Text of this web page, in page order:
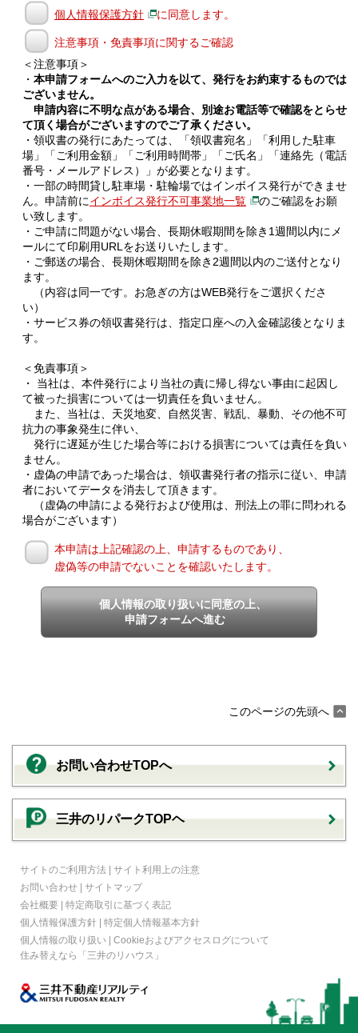
個人情報保護方針 に同意します。
注意事項・免責事項に関するご確認
＜注意事項＞
・ 本申請フォームへのご入力を以て、発行をお約束するものでは
ございません。
申請内容に不明な点がある場合、別途お電話等で確認をとらせ
て頂く場合がございますのでご了承ください。
・領収書の発行にあたっては、「領収書宛名」「利用した駐車
場」「ご利用金額」「ご利用時間帯」「ご氏名」「連絡先（電話
番号・メールアドレス）」が必要となります。
・一部の時間貸し駐車場・駐輪場ではインボイス発行ができませ
ん。申請前にインボイス発行不可事業地一覧
のご確認をお願
い致します。
・ご申請に問題がない場合、長期休暇期間を除き1週間以内にメ
ールにて印刷用URLをお送りいたします。
・ご郵送の場合、長期休暇期間を除き2週間以内のご送付となり
ます。
（内容は同一です。お急ぎの方はWEB発行をご選択くださ
い）
・サービス券の領収書発行は、指定口座への入金確認後となりま
す。
＜免責事項＞
・ 当社は、本件発行により当社の責に帰し得ない事由に起因し
て被った損害については一切責任を負いません。
また、当社は、天災地変、自然災害、戦乱、暴動、その他不可
抗力の事象発生に伴い、
発行に遅延が生じた場合等における損害については責任を負い
ません。
・虚偽の申請であった場合は、領収書発行者の指示に従い、申請
者においてデータを消去して頂きます。
（虚偽の申請による発行および使用は、刑法上の罪に問われる
場合がございます）
本申請は上記確認の上、申請するものであり、
虚偽等の申請でないことを確認いたします。
個人情報の取り扱いに同意の上、
申請フォームへ進む
このページの先頭へ
お問い合わせTOPへ
三井のリパークTOPヘ
サイトのご利用方法 | サイト利用上の注意
お問い合わせ | サイトマップ
会社概要 | 特定商取引に基づく表記
個人情報保護方針 | 特定個人情報基本方針
個人情報の取り扱い | Cookieおよびアクセスログについて
住み替えなら
「三井のリハウス」